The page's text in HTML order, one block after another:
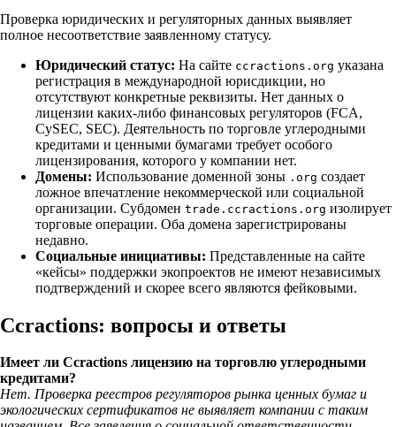
Проверка юридических и регуляторных данных выявляет
полное несоответствие заявленному статусу.
Юридический статус: На сайте ccractions.org указана
регистрация в международной юрисдикции, но
отсутствуют конкретные реквизиты. Нет данных о
лицензии каких-либо финансовых регуляторов (FCA,
CySEC, SEC). Деятельность по торговле углеродными
кредитами и ценными бумагами требует особого
лицензирования, которого у компании нет.
Домены: Использование доменной зоны .org создает
ложное впечатление некоммерческой или социальной
организации. Субдомен trade.ccractions.org изолирует
торговые операции. Оба домена зарегистрированы
недавно.
Социальные инициативы: Представленные на сайте
«кейсы» поддержки экопроектов не имеют независимых
подтверждений и скорее всего являются фейковыми.
Ccractions: вопросы и ответы
Имеет ли Ccractions лицензию на торговлю углеродными
кредитами?
Нет. Проверка реестров регуляторов рынка ценных бумаг и
экологических сертификатов не выявляет компании с таким